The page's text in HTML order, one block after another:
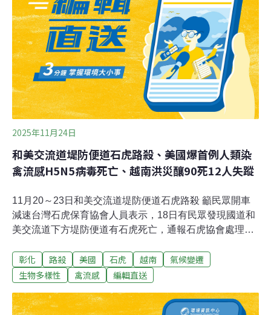
少13.6公里，將朝119年「零嚴重污染河段」目標邁進。
台南市政府今天召開「台南市政府推動河川及海洋污染防
治小組」會議，檢討114年水域水質及擬定後續整治推動
策略，落實河川與海洋污染防治。（中央社報導）
2025年11月24日
和美交流道堤防便道石虎路殺、美國爆首例人類染
禽流感H5N5病毒死亡、越南洪災釀90死12人失蹤
11月20～23日和美交流道堤防便道石虎路殺 籲民眾開車
減速台灣石虎保育協會人員表示，18日有民眾發現國道和
美交流道下方堤防便道有石虎死亡，通報石虎協會處理；
有橋梁工程進行中，呼籲民眾開車慢行，保護石虎。（中
央社報導）彰化成營建廢棄物非法棄置熱區 地方盼中央訂
方與事業廢棄物的重災區，縣府環保局統計顯示，2021至
彰化 路殺 美國 石虎 越南
氣候變遷
生物多樣性
禽流感 編輯直送